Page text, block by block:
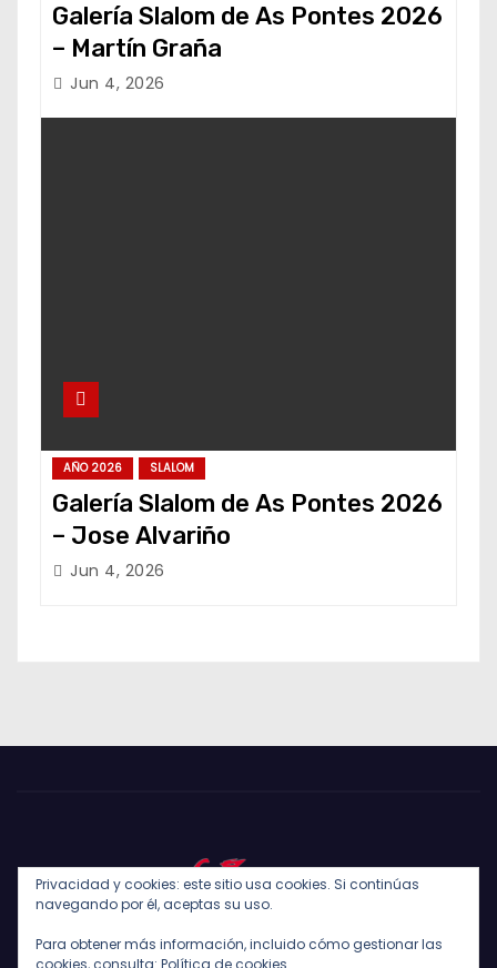
Galería Slalom de As Pontes 2026
– Martín Graña
Jun 4, 2026
AÑO 2026 SLALOM
Galería Slalom de As Pontes 2026
– Jose Alvariño
Jun 4, 2026
Privacidad y cookies: este sitio usa cookies. Si continúas
navegando por él, aceptas su uso.
Para obtener más información, incluido cómo gestionar las
cookies, consulta: Política de cookies